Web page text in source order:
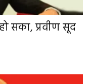
सका, प्रवीण सूद